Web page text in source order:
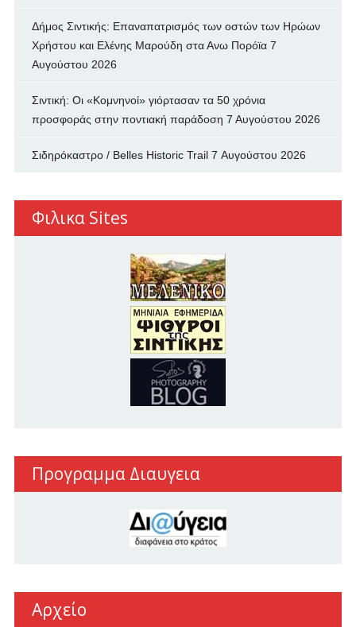
Δήμος Σιντικής: Επαναπατρισμός των oστών των Ηρώων
Χρήστου και Ελένης Μαρούδη στα Ανω Πορόϊα 7
Αυγούστου 2026
Σιντική: Οι «Κομνηνοί» γιόρτασαν τα 50 χρόνια
προσφοράς στην ποντιακή παράδοση 7 Αυγούστου 2026
Σιδηρόκαστρο / Belles Historic Trail 7 Αυγούστου 2026
Φιλικα Sites
Προγραμμα Διαυγεια
Αρχείο